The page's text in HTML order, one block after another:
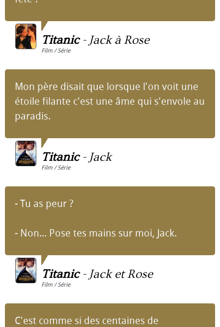
Titanic- Jack à Rose
Film / Série
Mon père disait que lorsque l'on voit une
étoile filante c'est une âme qui s'envole au
paradis.
Titanic- Jack
Film / Série
- Tu as peur ?
- Non... Pose tes mains sur moi, Jack.
Titanic- Jack et Rose
Film / Série
C'est comme si des centaines de